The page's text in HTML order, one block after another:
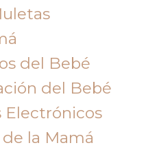
del Bebé
del Bebé
Electrónicos
la Mamá